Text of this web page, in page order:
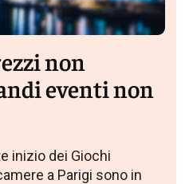
non
eventi non
inizio dei Giochi
a Parigi sono in